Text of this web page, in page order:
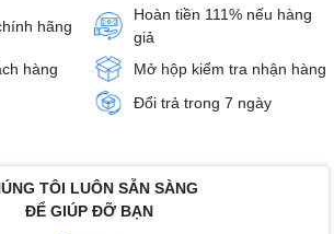
hãng
Hoàn tiền 111% nếu hàng
giả
hàng
Mở hộp kiểm tra nhận hàng
Đổi trả trong 7 ngày
TÔI LUÔN SẴN SÀNG
ĐỂ GIÚP ĐỠ BẠN